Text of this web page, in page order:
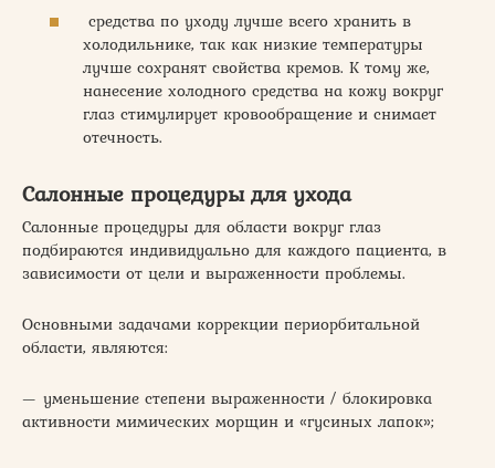
средства по уходу лучше всего хранить в
холодильнике, так как низкие температуры
лучше сохранят свойства кремов. К тому же,
нанесение холодного средства на кожу вокруг
глаз стимулирует кровообращение и снимает
отечность.
Салонные процедуры для ухода
Салонные процедуры для области вокруг глаз
подбираются индивидуально для каждого пациента, в
зависимости от цели и выраженности проблемы.
Основными задачами коррекции периорбитальной
области, являются:
— уменьшение степени выраженности / блокировка
активности мимических морщин и «гусиных лапок»;